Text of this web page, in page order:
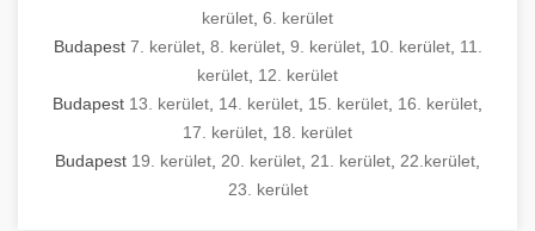
kerület 6. kerület
Budapest 7. kerület, 8. kerület, 9. kerület, 10. kerület, 11.
kerület 12. kerület
Budapest 13. kerület 14. kerület 15. kerület 16. kerület
17. kerület 18. kerület
Budapest 19. kerület 20. kerület 21. kerület 22.kerület
23. kerület